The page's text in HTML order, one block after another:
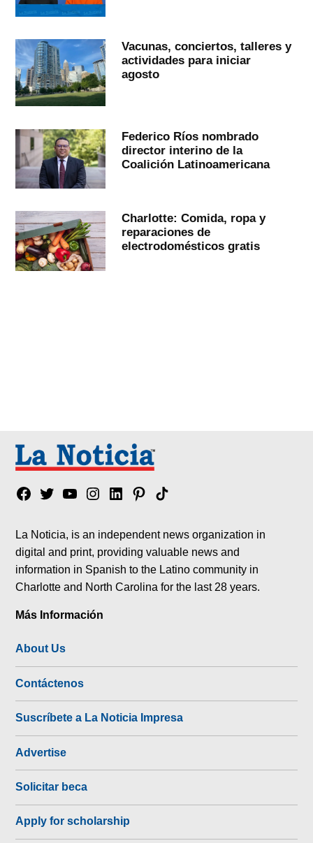
Vacunas, conciertos, talleres y
actividades para iniciar
agosto
Federico Ríos nombrado
director interino de la
Coalición Latinoamericana
Charlotte: Comida, ropa y
reparaciones de
electrodomésticos gratis
Facebook
TwitterYouTubeInstagram
LinkedinPinterest
Tik
La Noticia, is an independent news organization in
digital and print, providing valuable news and
information in Spanish to the Latino community in
Charlotte and North Carolina for the last 28 years.
Más Información
About Us
Contáctenos
Suscríbete a La Noticia Impresa
Advertise
Solicitar beca
Apply for scholarship